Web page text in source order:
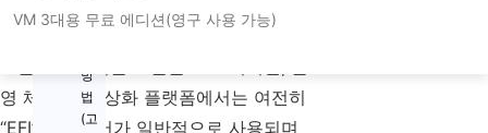
VM 3대용 무료 에디션(영구 사용 가능)
하
방
법
(고
랫폼 호환성
영 체제 및 가상화 플랫폼에서는 여전히
“EFI”라는 용어가 일반적으로 사용되며